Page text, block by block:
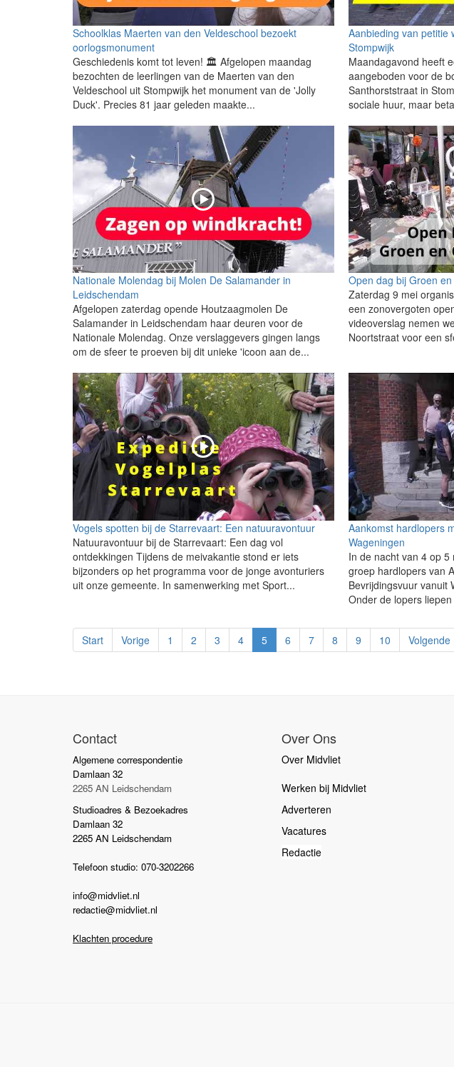
Schoolklas Maerten van den Veldeschool bezoekt
oorlogsmonument
Geschiedenis komt tot leven! 🏛️ Afgelopen maandag
bezochten de leerlingen van de Maerten van den
Veldeschool uit Stompwijk het monument van de 'Jolly
Duck'. Precies 81 jaar geleden maakte...
Aanbieding van petitie
Stompwijk
Maandagavond heeft
aangeboden voor de
Santhorststraat in
sociale huur, maar
Nationale Molendag bij Molen De Salamander in
Leidschendam
Afgelopen zaterdag opende Houtzaagmolen De
Salamander in Leidschendam haar deuren voor de
Nationale Molendag. Onze verslaggevers gingen langs
om de sfeer te proeven bij dit unieke 'icoon aan de...
Open dag bij Groen
Zaterdag 9 mei
een zonovergoten
videoverslag nemen
Noortstraat voor een
Vogels spotten bij de Starrevaart: Een natuuravontuur
Natuuravontuur bij de Starrevaart: Een dag vol
ontdekkingen Tijdens de meivakantie stond er iets
bijzonders op het programma voor de jonge avonturiers
uit onze gemeente. In samenwerking met Sport...
Aankomst hardlopers
Wageningen
In de nacht van 4 op
groep hardlopers van
Bevrijdingsvuur vanuit
Onder de lopers
Start Vorige 1 2 3 4 5 6 7 8 9 10 Volgende
Contact
Algemene correspondentie
Damlaan 32
2265 AN Leidschendam
Studioadres & Bezoekadres
Damlaan 32
2265 AN Leidschendam
Telefoon studio: 070-3202266
info@midvliet.nl
redactie@midvliet.nl
Klachten procedure
Over Ons
Over Midvliet
Werken bij Midvliet
Adverteren
Vacatures
Redactie